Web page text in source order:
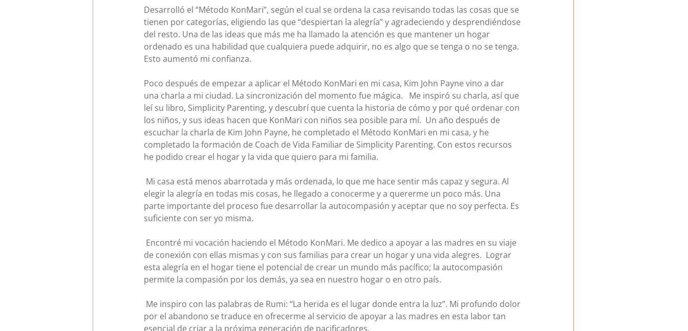
Desarrolló el “Método KonMari”, según el cual se ordena la casa revisando todas las cosas que se
tienen por categorías, eligiendo las que “despiertan la alegría” y agradeciendo y desprendiéndose
del resto. Una de las ideas que más me ha llamado la atención es que mantener un hogar
ordenado es una habilidad que cualquiera puede adquirir, no es algo que se tenga o no se tenga.
Esto aumentó mi confianza.
Poco después de empezar a aplicar el Método KonMari en mi casa, Kim John Payne vino a dar
una charla a mi ciudad. La sincronización del momento fue mágica.   Me inspiró su charla, así que
leí su libro, Simplicity Parenting, y descubrí que cuenta la historia de cómo y por qué ordenar con
los niños, y sus ideas hacen que KonMari con niños sea posible para mí.  Un año después de
escuchar la charla de Kim John Payne, he completado el Método KonMari en mi casa, y he
completado la formación de Coach de Vida Familiar de Simplicity Parenting. Con estos recursos
he podido crear el hogar y la vida que quiero para mi familia.
Mi casa está menos abarrotada y más ordenada, lo que me hace sentir más capaz y segura. Al
elegir la alegría en todas mis cosas, he llegado a conocerme y a quererme un poco más. Una
parte importante del proceso fue desarrollar la autocompasión y aceptar que no soy perfecta. Es
suficiente con ser yo misma.
Encontré mi vocación haciendo el Método KonMari. Me dedico a apoyar a las madres en su viaje
de conexión con ellas mismas y con sus familias para crear un hogar y una vida alegres.  Lograr
esta alegría en el hogar tiene el potencial de crear un mundo más pacífico; la autocompasión
permite la compasión por los demás, ya sea en nuestro hogar o en otro país.
Me inspiro con las palabras de Rumi: “La herida es el lugar donde entra la luz”. Mi profundo dolor
por el abandono se traduce en ofrecerme al servicio de apoyar a las madres en esta labor tan
esencial de criar a la próxima generación de pacificadores.